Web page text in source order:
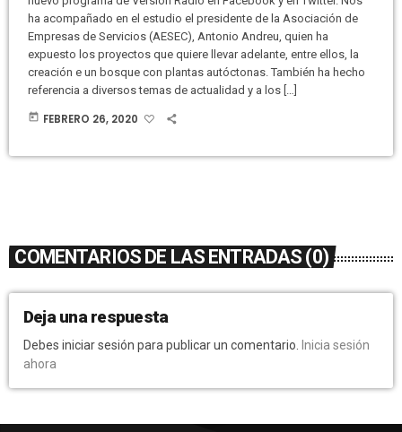
ha acompañado en el estudio el presidente de la Asociación de
Empresas de Servicios (AESEC), Antonio Andreu, quien ha
expuesto los proyectos que quiere llevar adelante, entre ellos, la
creación e un bosque con plantas autóctonas. También ha hecho
referencia a diversos temas de actualidad y a los […]
today FEBRERO 26, 2020
COMENTARIOS DE LAS ENTRADAS (0)
Deja una respuesta
Debes iniciar sesión para publicar un comentario.
Inicia sesión
ahora